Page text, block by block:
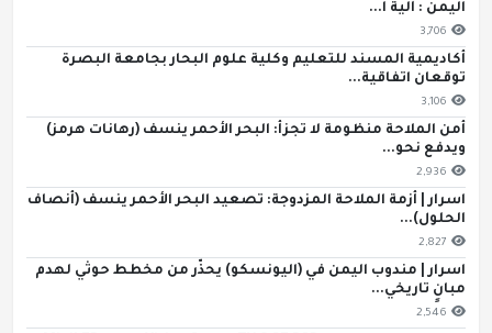
اليمن : آلية ا...
3,706
أكاديمية المسند للتعليم وكلية علوم البحار بجامعة البصرة
توقعان اتفاقية...
3,106
أمن الملاحة منظومة لا تجزأ: البحر الأحمر ينسف (رهانات هرمز)
ويدفع نحو...
2,936
اسرار | أزمة الملاحة المزدوجة: تصعيد البحر الأحمر ينسف (أنصاف
الحلول)...
2,827
اسرار | مندوب اليمن في (اليونسكو) يحذّر من مخطط حوثي لهدم
مبانٍ تاريخي...
2,546